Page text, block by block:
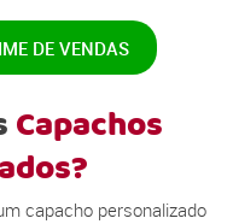
DE VENDAS
Capachos
capacho personalizado